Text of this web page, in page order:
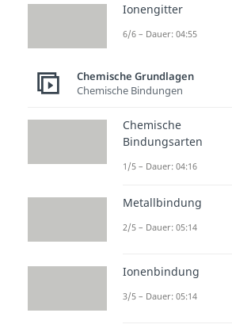
äußersten
Atom.
auch
sind für die
chemischen
wichtig.
Ionengitter
6/6 – Dauer: 04:55
Chemische Grundlagen
Chemische Bindungen
Chemische
Bindungsarten
1/5 – Dauer: 04:16
Metallbindung
2/5 – Dauer: 05:14
Ionenbindung
3/5 – Dauer: 05:14